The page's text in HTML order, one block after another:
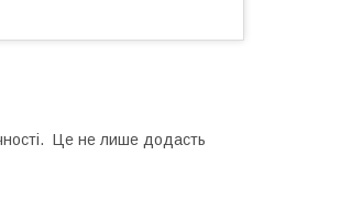
Це не лише додасть